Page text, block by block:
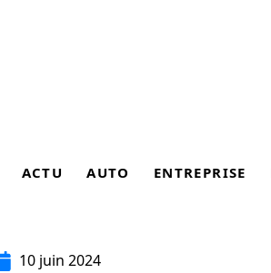
ACTU AUTO ENTREPRISE
10 juin 2024